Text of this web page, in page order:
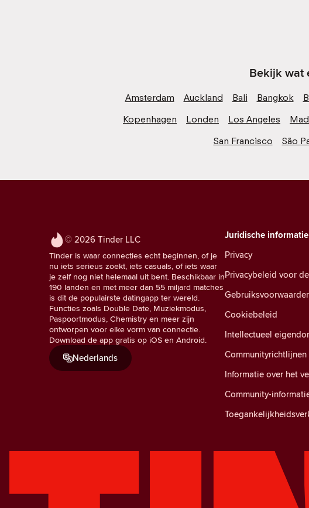
Bekijk wat
Amsterdam Auckland Bali Bangkok
Kopenhagen
Londen Los Angeles
San Francisco
São
© 2026 Tinder LLC
Tinder is waar connecties echt beginnen, of je
nu iets serieus zoekt, iets casuals, of iets waar
je zelf nog niet helemaal uit bent. Beschikbaar in
190 landen en met meer dan 55 miljard matches
is dit de populairste datingapp ter wereld.
Functies zoals Double Date, Muziekmodus,
Paspoortmodus, Chemistry en meer zijn
ontworpen voor elke vorm van connectie.
Download de app gratis op iOS en Android.
Nederlands
Juridische informatie
Privacy
Privacybeleid voor
Cookiebeleid
Intellectueel
Communityrichtlijnen
Informatie over het
Community-